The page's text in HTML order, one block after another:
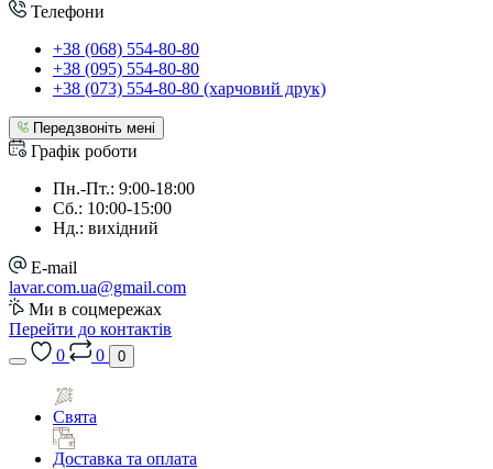
Телефони
+38 (068) 554-80-80
+38 (095) 554-80-80
+38 (073) 554-80-80 (харчовий друк)
Передзвоніть мені
Графік роботи
Пн.-Пт.: 9:00-18:00
Сб.: 10:00-15:00
Нд.: вихідний
E-mail
lavar.com.ua@gmail.com
Ми в соцмережах
Перейти до контактів
0
0 0
Свята
Доставка та оплата